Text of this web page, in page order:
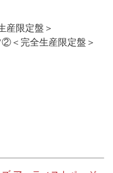
産限定盤＞
＜完全生産限定盤＞